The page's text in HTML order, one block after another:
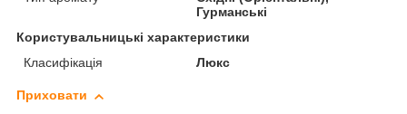
Гурманські
Користувальницькі характеристики
Класифікація
Люкс
Приховати